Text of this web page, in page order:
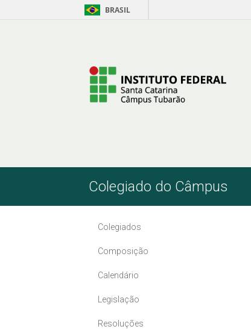
Pular para o Conteúdo BRASIL
Colegiado do Câmpus
Colegiados
Composição
Calendário
Legislação
Resoluções